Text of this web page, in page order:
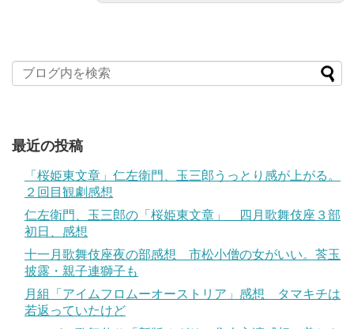
最近の投稿
「桜姫東文章」仁左衛門、玉三郎うっとり感が上がる。
２回目観劇感想
仁左衛門、玉三郎の「桜姫東文章」 四月歌舞伎座３部
初日、感想
十一月歌舞伎座夜の部感想 市松小僧の女がいい。莟玉
披露・親子連獅子も
月組「アイムフロムーオーストリア」感想 タマキチは
若返っていたけど